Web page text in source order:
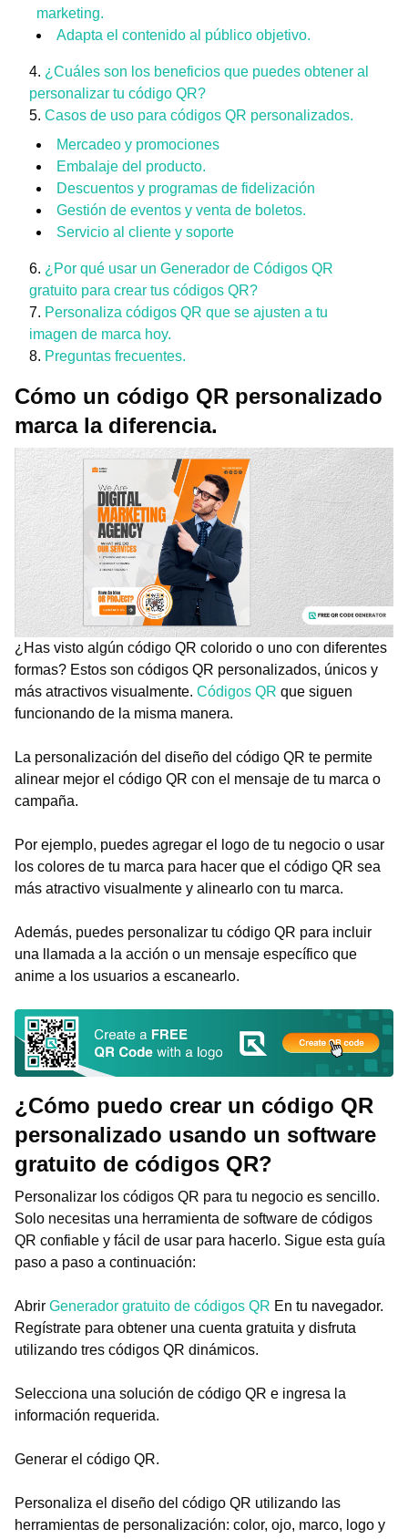
marketing.
Adapta el contenido al público objetivo.
¿Cuáles son los beneficios que puedes obtener al
personalizar tu código QR?
Casos de uso para códigos QR personalizados.
Mercadeo y promociones
Embalaje del producto.
Descuentos y programas de fidelización
Gestión de eventos y venta de boletos.
Servicio al cliente y soporte
¿Por qué usar un Generador de Códigos QR
gratuito para crear tus códigos QR?
Personaliza códigos QR que se ajusten a tu
imagen de marca hoy.
Preguntas frecuentes.
Cómo un código QR personalizado
marca la diferencia.
¿Has visto algún código QR colorido o uno con diferentes
formas? Estos son códigos QR personalizados, únicos y
más atractivos visualmente. Códigos QR que siguen
funcionando de la misma manera.
La personalización del diseño del código QR te permite
alinear mejor el código QR con el mensaje de tu marca o
campaña.
Por ejemplo, puedes agregar el logo de tu negocio o usar
los colores de tu marca para hacer que el código QR sea
más atractivo visualmente y alinearlo con tu marca.
Además, puedes personalizar tu código QR para incluir
una llamada a la acción o un mensaje específico que
anime a los usuarios a escanearlo.
¿Cómo puedo crear un código QR
personalizado usando un software
gratuito de códigos QR?
Personalizar los códigos QR para tu negocio es sencillo.
Solo necesitas una herramienta de software de códigos
QR confiable y fácil de usar para hacerlo. Sigue esta guía
paso a paso a continuación:
Abrir Generador gratuito de códigos QR En tu navegador.
Regístrate para obtener una cuenta gratuita y disfruta
utilizando tres códigos QR dinámicos.
Selecciona una solución de código QR e ingresa la
información requerida.
Generar el código QR.
Personaliza el diseño del código QR utilizando las
herramientas de personalización: color, ojo, marco, logo y